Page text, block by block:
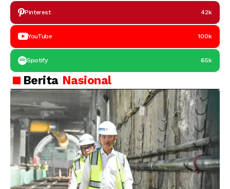
Pinterest 42k
YouTube 100k
Spotify 65k
Berita Nasional